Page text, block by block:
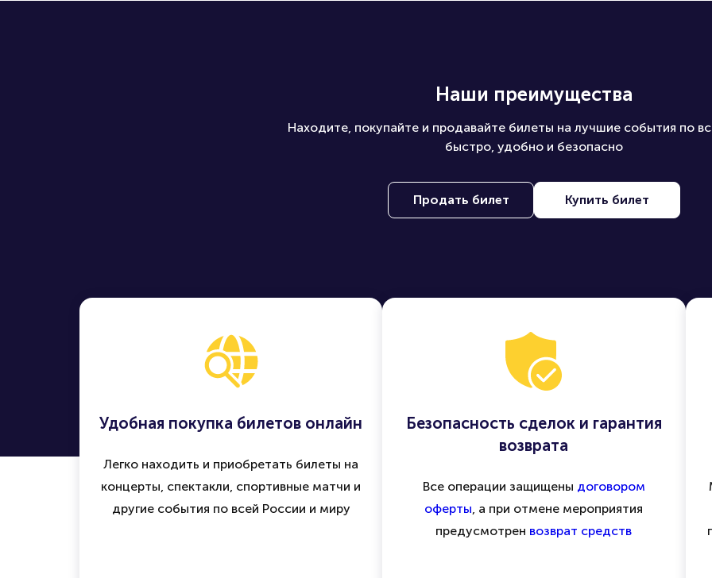
Наши преимущества
Находите, покупайте и продавайте билеты на лучшие события по
быстро, удобно и безопасно
Продать билет Купить билет
Удобная покупка билетов онлайн
Легко находить и приобретать билеты на
концерты, спектакли, спортивные матчи и
другие события по всей России и миру
Безопасность сделок и гарантия
возврата
Все операции защищены договором
оферты, а при отмене мероприятия
предусмотрен возврат средств